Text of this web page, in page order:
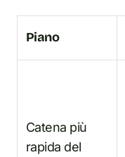
Piano
Catena più
rapida del